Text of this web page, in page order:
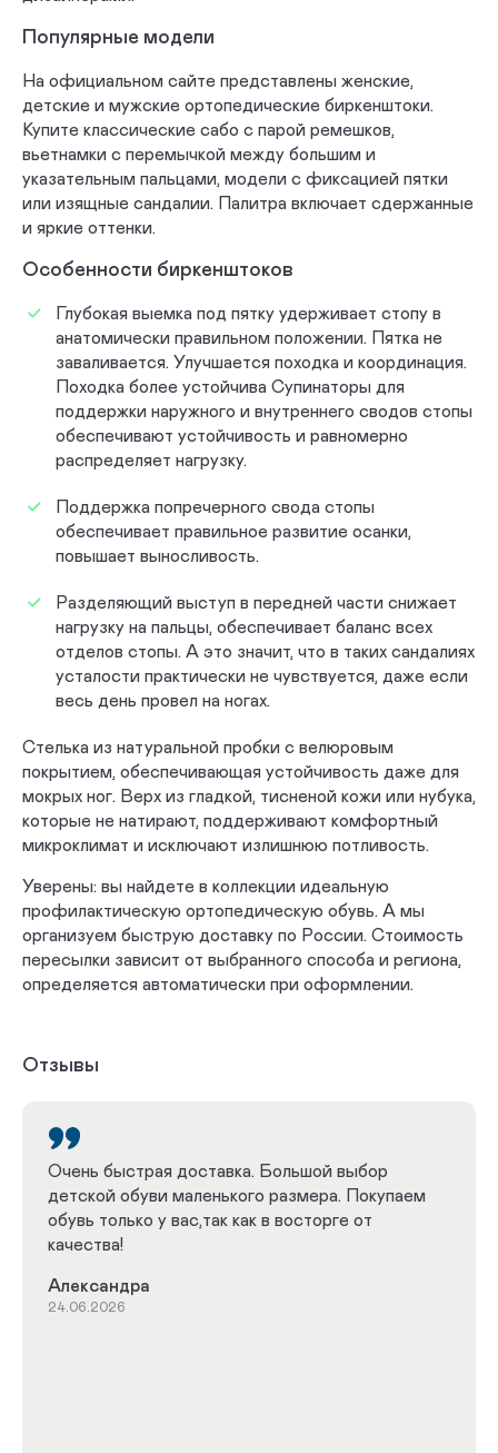
Зима
Плоскостопие Кроссовки при плоскостопии
Белые кроссовки Белые босоножки
Черные кроссовки Розовые кроссовки
Профессиональная Рабочая обувь
Спортивная обувь Модельная обувь
Подростковая обувь Кожаная обувь
Зимние ботинки Зимние сапоги
Для пожилых женщин На шнурках
Сложная Малосложная
09-01-01 сложная без утепленной подкладки
09-01-04 сложная на аппарат без утепленной подкладки
09-01-07 малосложная без утепленной подкладки
На липучках
09-02-01 сложная с утепленной подкладкой
09-02-05 малосложная на утепленной подкладке
Популярные модели
На официальном сайте представлены женские,
детские и мужские ортопедические биркенштоки.
Купите классические сабо с парой ремешков,
вьетнамки с перемычкой между большим и
указательным пальцами, модели с фиксацией пятки
или изящные сандалии. Палитра включает сдержанные
и яркие оттенки.
Особенности биркенштоков
Глубокая выемка под пятку удерживает стопу в
анатомически правильном положении. Пятка не
заваливается. Улучшается походка и координация.
Походка более устойчива Супинаторы для
поддержки наружного и внутреннего сводов стопы
обеспечивают устойчивость и равномерно
распределяет нагрузку.
Поддержка попречерного свода стопы
обеспечивает правильное развитие осанки,
повышает выносливость.
Разделяющий выступ в передней части снижает
нагрузку на пальцы, обеспечивает баланс всех
отделов стопы. А это значит, что в таких сандалиях
усталости практически не чувствуется, даже если
весь день провел на ногах.
Стелька из натуральной пробки с велюровым
покрытием, обеспечивающая устойчивость даже для
мокрых ног. Верх из гладкой, тисненой кожи или нубука,
которые не натирают, поддерживают комфортный
микроклимат и исключают излишнюю потливость.
Уверены: вы найдете в коллекции идеальную
профилактическую ортопедическую обувь. А мы
организуем быструю доставку по России. Стоимость
пересылки зависит от выбранного способа и региона,
определяется автоматически при оформлении.
Отзывы
Очень быстрая доставка. Большой выбор
детской обуви маленького размера. Покупаем
обувь только у вас,так как в восторге от
качества!
Александра
24.06.2026